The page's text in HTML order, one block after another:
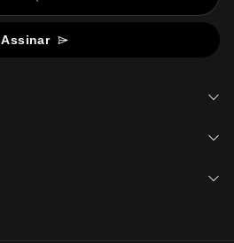
Assinar